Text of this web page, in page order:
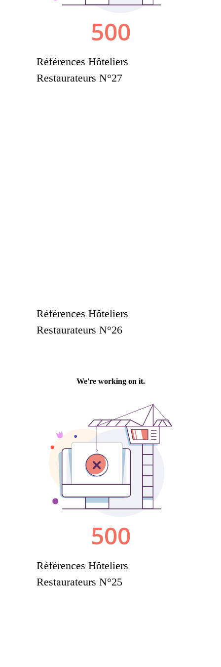
Références Hôteliers
Restaurateurs N°27
Références Hôteliers
Restaurateurs N°26
Références Hôteliers
Restaurateurs N°25